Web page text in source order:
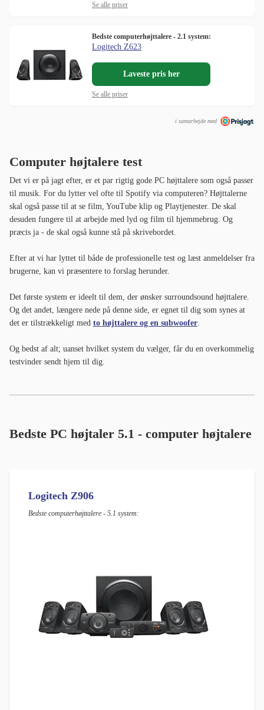
Se alle priser
Bedste computerhøjttalere - 2.1 system:
Logitech Z623
Laveste pris her
Se alle priser
i samarbejde med
Computer højtalere test
Det vi er på jagt efter, er et par rigtig gode PC højttalere som også passer
til musik. For du lytter vel ofte til Spotify via computeren? Højttalerne
skal også passe til at se film, YouTube klip og Playtjenester. De skal
desuden fungere til at arbejde med lyd og film til hjemmebrug. Og
præcis ja - de skal også kunne stå på skrivebordet.
Efter at vi har lyttet til både de professionelle test og læst anmeldelser fra
brugerne, kan vi præsentere to forslag herunder.
Det første system er ideelt til dem, der ønsker surroundsound højttalere.
Og det andet, længere nede på denne side, er egnet til dig som synes at
det er tilstrækkeligt med to højttalere og en subwoofer.
Og bedst af alt; uanset hvilket system du vælger, får du en overkommelig
testvinder sendt hjem til dig.
Bedste PC højtaler 5.1 - computer højtalere
Logitech Z906
Bedste computerhøjttalere - 5.1 system: